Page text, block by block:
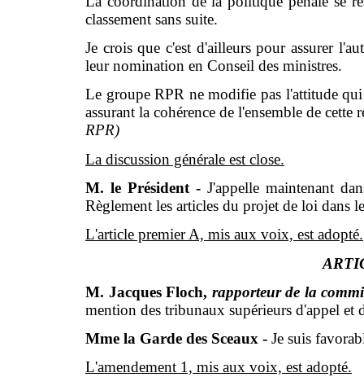
classement sans suite.
Je crois que c'est d'ailleurs pour assurer
leur nomination en Conseil des ministres.
Le groupe RPR ne modifie pas l'attitude
assurant la cohérence de l'ensemble de cette
RPR)
La discussion générale est close.
M. le Président - J'appelle maintenant
Règlement les articles du projet de loi dans
L'article premier A, mis aux voix, est adopté.
M. Jacques Floch, rapporteur de la
mention des tribunaux supérieurs d'appel et
Mme la Garde des Sceaux - Je suis
L'amendement 1, mis aux voix, est adopté.